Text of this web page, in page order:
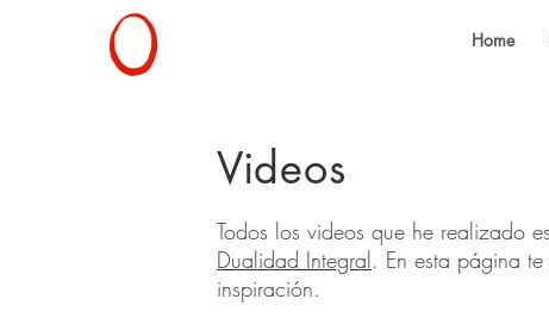
Home
Videos
Todos los videos que he realizado
Dualidad Integral. En esta página
inspiración.